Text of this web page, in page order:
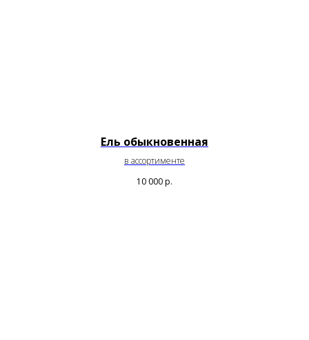
Ель обыкновенная
в ассортименте
10 000р.